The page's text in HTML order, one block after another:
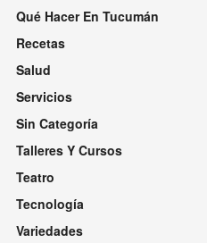
Qué Hacer En Tucumán
Recetas
Salud
Servicios
Sin Categoría
Talleres Y Cursos
Teatro
Tecnología
Variedades